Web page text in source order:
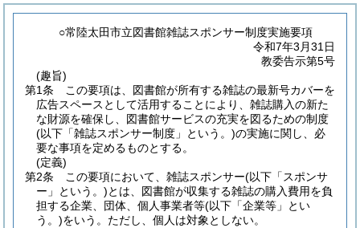
○常陸太田市立図書館雑誌スポンサー制度実施要項
令和7年3月31日
教委告示第5号
(趣旨)
第1条
この要項は、図書館が所有する雑誌の最新号カバーを
広告スペースとして活用することにより、雑誌購入の新た
な財源を確保し、図書館サービスの充実を図るための制度
(以下「雑誌スポンサー制度」という。)の実施に関し、必
要な事項を定めるものとする。
(定義)
第2条
この要項において、雑誌スポンサー(以下「スポンサ
ー」という。)とは、図書館が収集する雑誌の購入費用を負
担する企業、団体、個人事業者等(以下「企業等」とい
う。)をいう。 ただし、個人は対象としない。